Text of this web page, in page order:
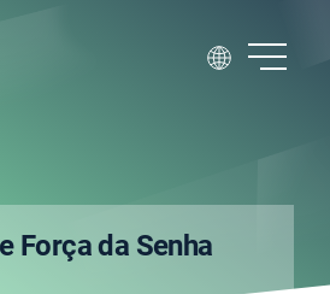
Força da Senha